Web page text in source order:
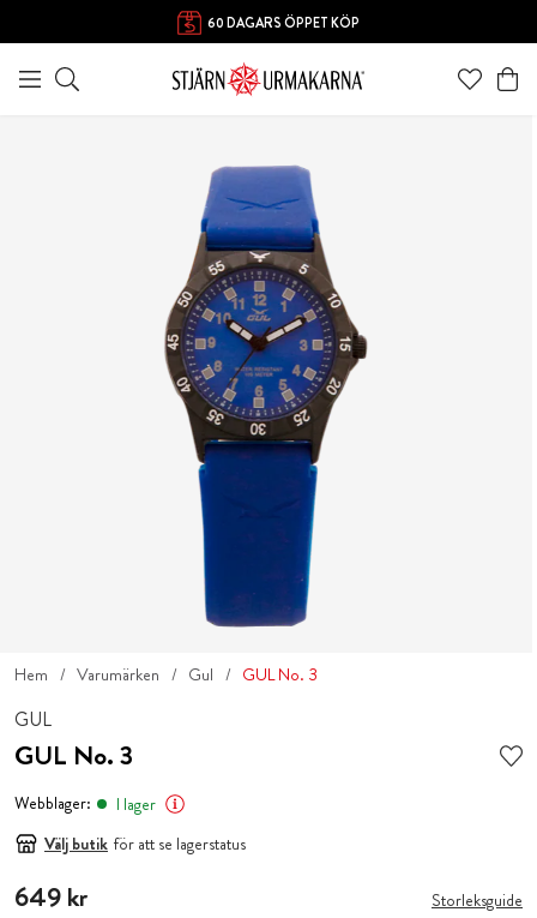
60 DAGARS ÖPPET KÖP
Hem Varumärken Gul GUL No. 3
GUL
GUL No. 3
Webblager:
I lager
Välj butik för att se lagerstatus
Pris :649 kr
649 kr Storleksguide